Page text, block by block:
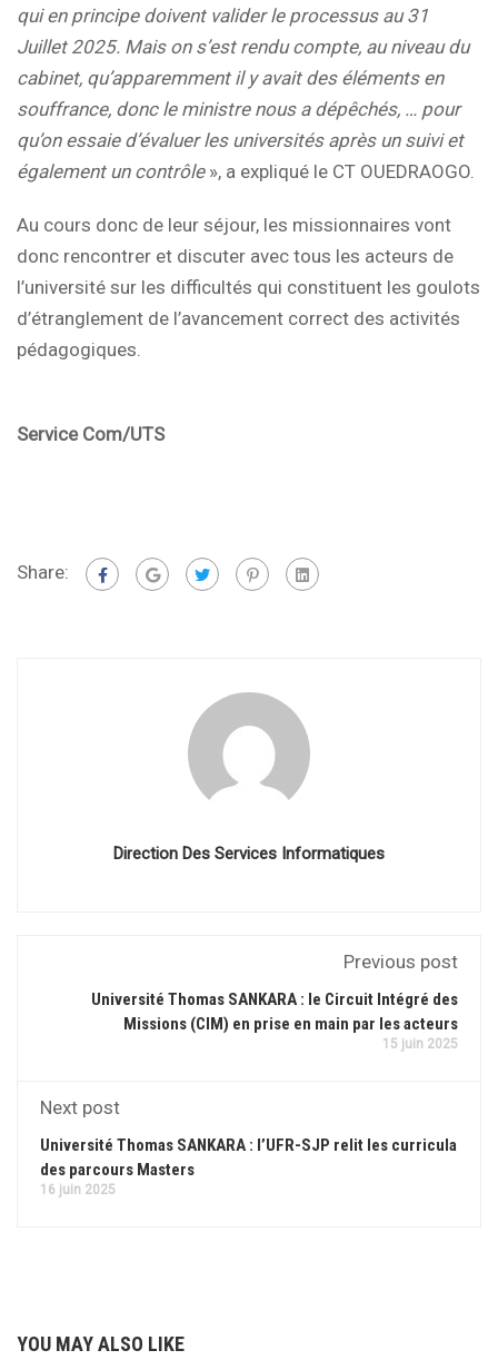
qui en principe doivent valider le processus au 31
Juillet 2025. Mais on s’est rendu compte, au niveau du
cabinet, qu’apparemment il y avait des éléments en
souffrance, donc le ministre nous a dépêchés, … pour
qu’on essaie d’évaluer les universités après un suivi et
également un contrôle», a expliqué le CT OUEDRAOGO.
Au cours donc de leur séjour, les missionnaires vont
donc rencontrer et discuter avec tous les acteurs de
l’université sur les difficultés qui constituent les goulots
d’étranglement de l’avancement correct des activités
pédagogiques.
Service Com/UTS
Share:
Direction Des Services Informatiques
Previous post
Université Thomas SANKARA : le Circuit Intégré des
Missions (CIM) en prise en main par les acteurs
15 juin 2025
Next post
Université Thomas SANKARA : l’UFR-SJP relit les curricula
des parcours Masters
16 juin 2025
YOU MAY ALSO LIKE